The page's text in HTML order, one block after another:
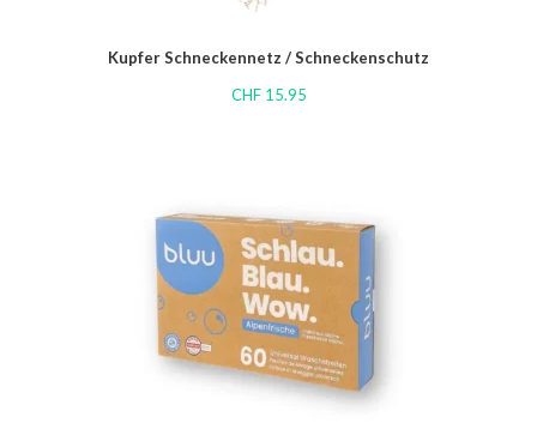
Kupfer Schneckennetz / Schneckenschutz
CHF15.95